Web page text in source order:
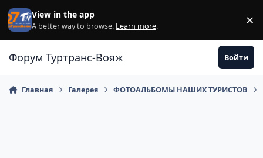
Перейти к содержанию
View in the app
A better way to browse. Learn more. ×
Форум Туртранс-Вояж Войти
Главная Галерея ФОТОАЛЬБОМЫ НАШИХ ТУРИСТОВ